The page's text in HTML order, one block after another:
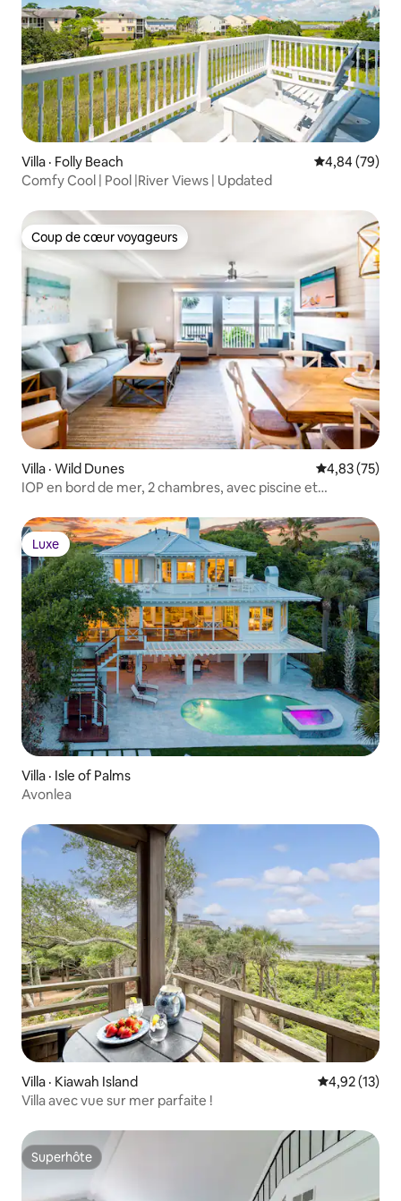
Villa · Folly Beach Note
4,84 (79)
Comfy Cool | Pool |River Views | Updated
Coup de cœur voyageurs
Coup de cœur voyageurs
Villa · Wild Dunes Note
4,83 (75)
IOP en bord de mer, 2 chambres, avec piscine et
Luxe
Luxe
Villa · Isle of Palms
Avonlea
Villa · Kiawah Island Note
4,92 (13)
Villa avec vue sur mer parfaite !
Superhôte
Superhôte